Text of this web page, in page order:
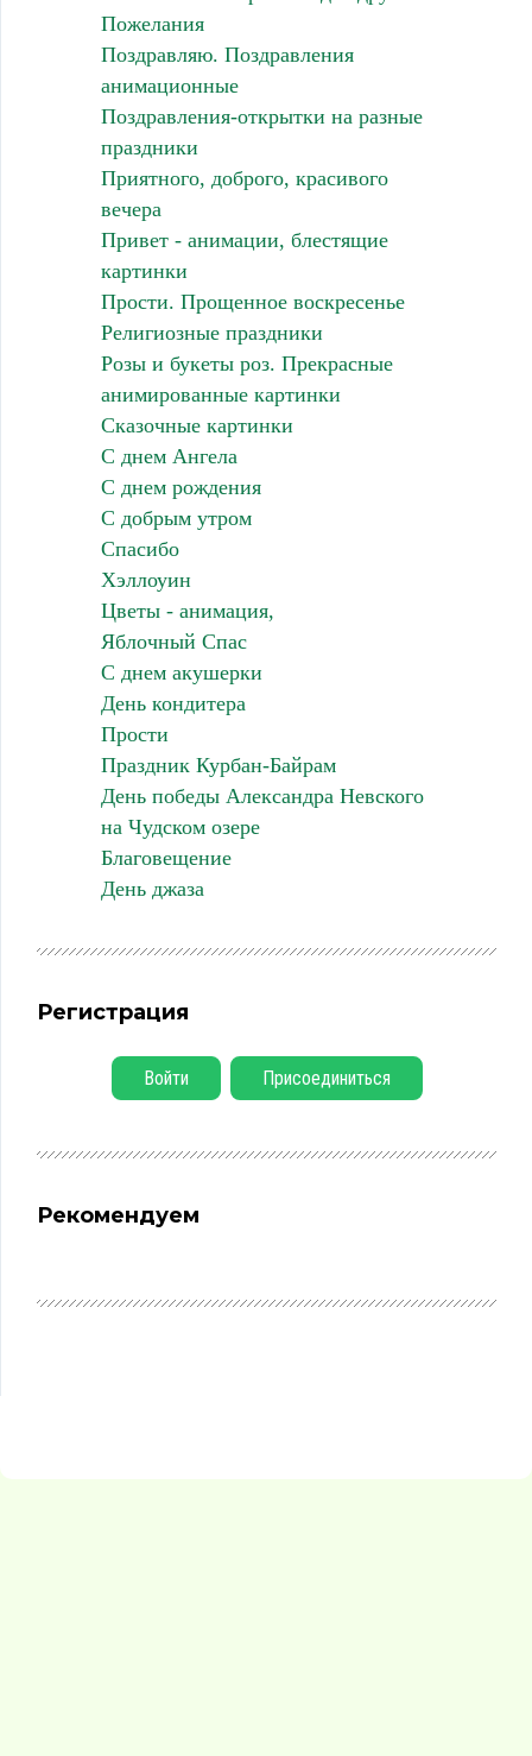
Пожелания
Поздравляю. Поздравления
анимационные
Поздравления-открытки на разные
праздники
Приятного, доброго, красивого
вечера
Привет - анимации, блестящие
картинки
Прости. Прощенное воскресенье
Религиозные праздники
Розы и букеты роз. Прекрасные
анимированные картинки
Сказочные картинки
С днем Ангела
С днем рождения
С добрым утром
Спасибо
Хэллоуин
Цветы - анимация,
Яблочный Спас
С днем акушерки
День кондитера
Прости
Праздник Курбан-Байрам
День победы Александра Невского
на Чудском озере
Благовещение
День джаза
Регистрация
Войти Присоединиться
Рекомендуем